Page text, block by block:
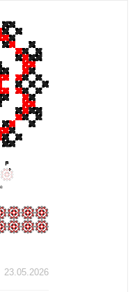
23.05.2026